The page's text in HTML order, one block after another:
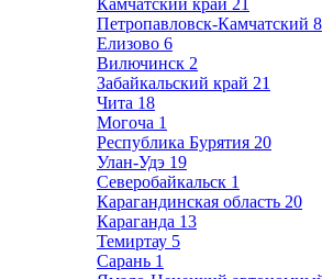
Камчатский край 21
Петропавловск-Камчатский 8
Елизово 6
Вилючинск 2
Забайкальский край 21
Чита 18
Могоча 1
Республика Бурятия 20
Улан-Удэ 19
Северобайкальск 1
Карагандинская область 20
Караганда 13
Темиртау 5
Сарань 1